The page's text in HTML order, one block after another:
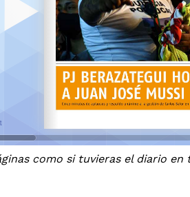
como si tuvieras el diario